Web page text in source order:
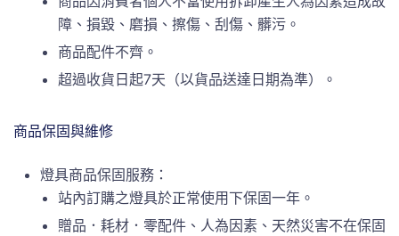
障、損毀、磨損、擦傷、刮傷、髒污。
商品配件不齊。
超過收貨日起7天（以貨品送達日期為準）。
商品保固與維修
燈具商品保固服務：
站內訂購之燈具於正常使用下保固一年。
贈品．耗材．零配件、人為因素、天然災害不在保固